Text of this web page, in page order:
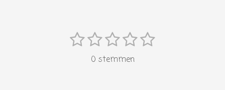
1
s
2
s
3
s
4
s
5
s
0 stemmen